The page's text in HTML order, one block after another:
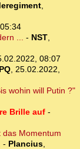
,
... - NST,
08:07
, 25.02.2022,
wohin will Putin ?"
Brille auf-
das Momentum
- Plancius,